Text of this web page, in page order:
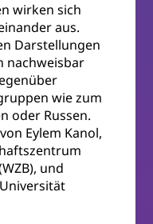
wirken sich
aus.
Darstellungen
nachweisbar
wie zum
oder Russen.
Eylem Kanol,
und